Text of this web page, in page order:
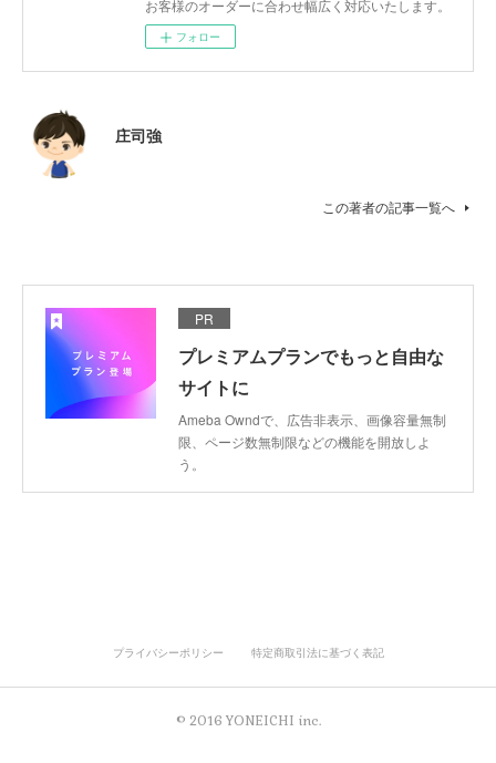
お客様のオーダーに合わせ幅広く対応いたします。
フォロー
庄司強
この著者の記事一覧へ
PR
プレミアムプランでもっと自由な
サイトに
Ameba Owndで、広告非表示、画像容量無制
限、ページ数無制限などの機能を開放しよ
う。
プライバシーポリシー 特定商取引法に基づく表記
© 2016 YONEICHI inc.